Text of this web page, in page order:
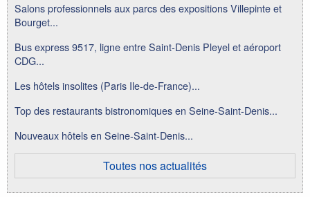
Salons professionnels aux parcs des expositions Villepinte et
Bourget...
Bus express 9517, ligne entre Saint-Denis Pleyel et aéroport
CDG...
Les hôtels insolites (Paris Ile-de-France)...
Top des restaurants bistronomiques en Seine-Saint-Denis...
Nouveaux hôtels en Seine-Saint-Denis...
Toutes nos actualités